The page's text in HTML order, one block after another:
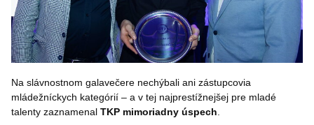
Na slávnostnom galavečere nechýbali ani zástupcovia
mládežníckych kategórií – a v tej najprestížnejšej pre mladé
talenty zaznamenal TKP mimoriadny úspech